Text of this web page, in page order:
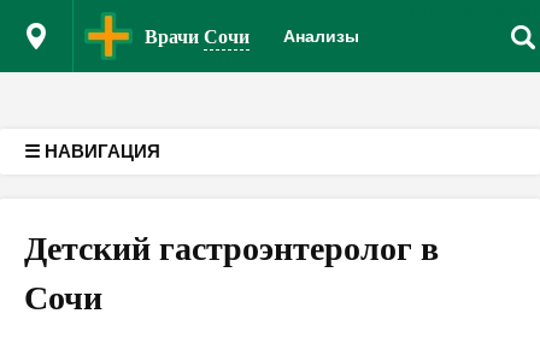
ВрачиСочи Анализы
☰ НАВИГАЦИЯ
Детский гастроэнтеролог в
Сочи